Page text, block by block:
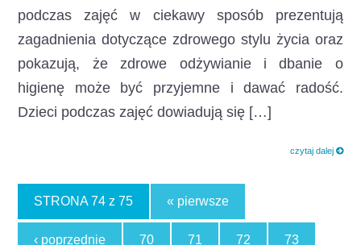
podczas zajęć w ciekawy sposób prezentują
zagadnienia dotyczące zdrowego stylu życia oraz
pokazują, że zdrowe odżywianie i dbanie o
higienę może być przyjemne i dawać radość.
Dzieci podczas zajęć dowiadują się […]
czytaj dalej
STRONA 74 z 75 « pierwsze
‹ poprzednie 70 71 72 73